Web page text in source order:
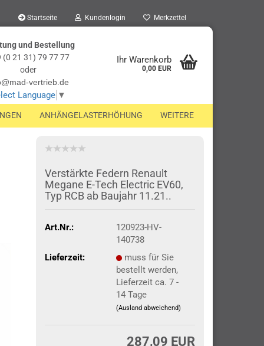
Startseite Kundenlogin Merkzettel
und Bestellung
(0 21 31) 79 77 77
oder
vertrieb.de
Language ▼
Ihr Warenkorb
0,00 EUR
ANHÄNGELASTERHÖHUNG WEITERE
Verstärkte Federn Renault
Megane E-Tech Electric EV60,
Typ RCB ab Baujahr 11.21..
Art.Nr.:
120923-HV-
140738
Lieferzeit:
muss für Sie
bestellt werden,
Lieferzeit ca. 7 -
14 Tage
(Ausland abweichend)
287,09 EUR